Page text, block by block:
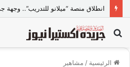
بحث
عن
الرئيسية / مشاهير